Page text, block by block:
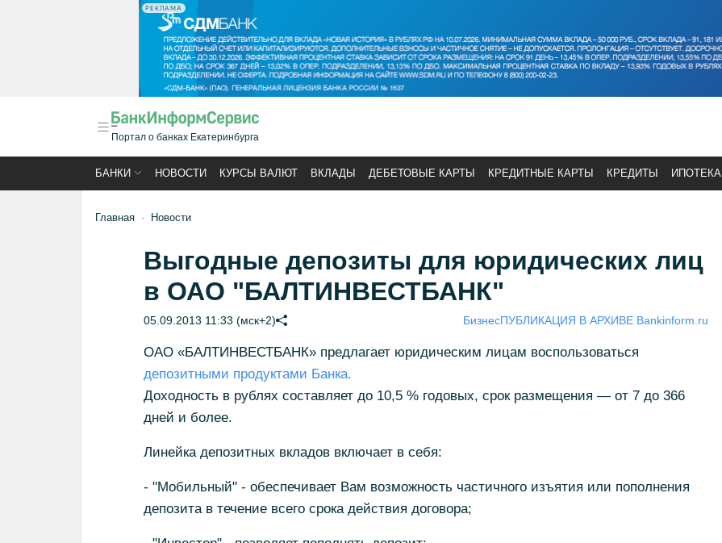
РЕКЛАМА
Портал о банках Екатеринбурга
БАНКИ НОВОСТИ КУРСЫ ВАЛЮТ ВКЛАДЫ ДЕБЕТОВЫЕ КАРТЫ КРЕДИТНЫЕ КАРТЫ КРЕДИТЫ ИПОТЕКА
Главная Новости
Выгодные депозиты для юридических лиц
в ОАО "БАЛТИНВЕСТБАНК"
05.09.2013 11:33 (мск+2) БизнесПУБЛИКАЦИЯ В АРХИВЕ Bankinform.ru
ОАО «БАЛТИНВЕСТБАНК» предлагает юридическим лицам воспользоваться
депозитными продуктами Банка.
Доходность в рублях составляет до 10,5 % годовых, срок размещения — от 7 до 366
дней и более.
Линейка депозитных вкладов включает в себя:
- "Мобильный" - обеспечивает Вам возможность частичного изъятия или пополнения
депозита в течение всего срока действия договора;